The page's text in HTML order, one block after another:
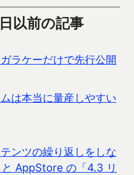
以前の記事
ラケーだけで先行公開
は本当に量産しやすい
ンツの繰り返しをしな
AppStore の「4.3 リ